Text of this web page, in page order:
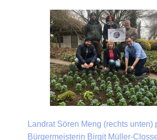
Landrat Sören Meng (rechts unten)
Bürgermeisterin Birgit Müller-